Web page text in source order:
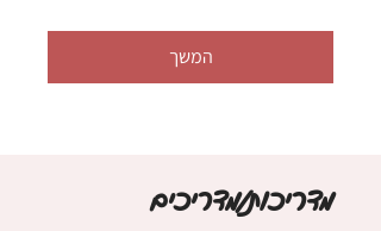
המשך
מדריכות/מדריכים